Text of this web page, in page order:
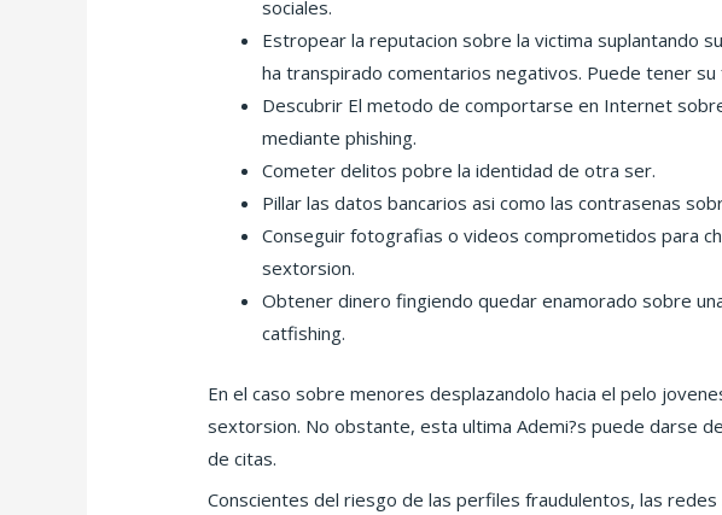
sociales.
Estropear la reputacion sobre la victima suplantando
ha transpirado comentarios negativos. Puede tener
Descubrir El metodo de comportarse en Internet
mediante phishing.
Cometer delitos pobre la identidad de otra ser.
Pillar las datos bancarios asi­ como las contrasenas
Conseguir fotografias o videos comprometidos para
sextorsion.
Obtener dinero fingiendo quedar enamorado sobre
catfishing.
En el caso sobre menores desplazandolo hacia el pelo
sextorsion. No obstante, esta ultima Ademi?s puede darse
de citas.
Conscientes del riesgo de las perfiles fraudulentos, las